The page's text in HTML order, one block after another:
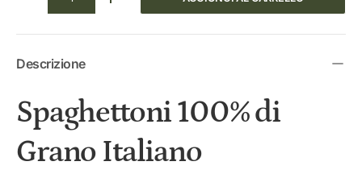
DIMINUIRE LA QUANTITÀAUMENTA LA QUANTITÀ
Descrizione
Spaghettoni 100% di
Grano Italiano